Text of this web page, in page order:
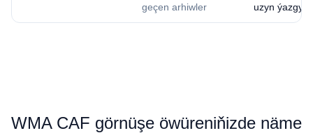
geçen arhiwler
uzyn
⁦WMA⁩ ⁦CAF⁩ görnüşe öwüreniňizde näme